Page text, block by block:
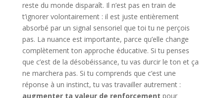
reste du monde disparaît. Il n’est pas en train de
t’ignorer volontairement : il est juste entièrement
absorbé par un signal sensoriel que toi tu ne perçois
pas. La nuance est importante, parce qu’elle change
complètement ton approche éducative. Si tu penses
que c’est de la désobéissance, tu vas durcir le ton et ça
ne marchera pas. Si tu comprends que c’est une
réponse à un instinct, tu vas travailler autrement :
augmenter ta valeur de renforcement pour